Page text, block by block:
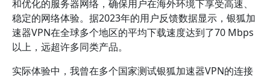
和优化的服务器网络，确保用户在海外环境下享受高速、
稳定的网络体验。据2023年的用户反馈数据显示，银狐加
速器VPN在全球多个地区的平均下载速度达到了70 Mbps
以上，远超许多同类产品。
实际体验中，我曾在多个国家测试银狐加速器VPN的连接